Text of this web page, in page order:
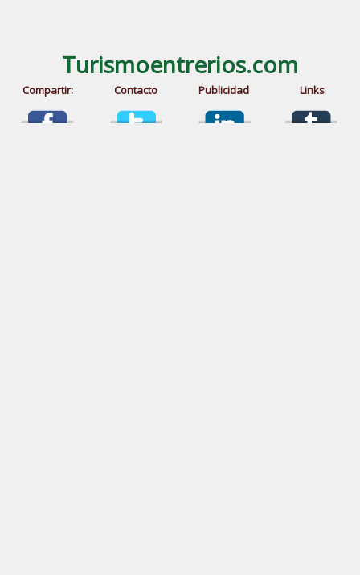
Turismoentrerios.com
Compartir: Contacto Publicidad Links